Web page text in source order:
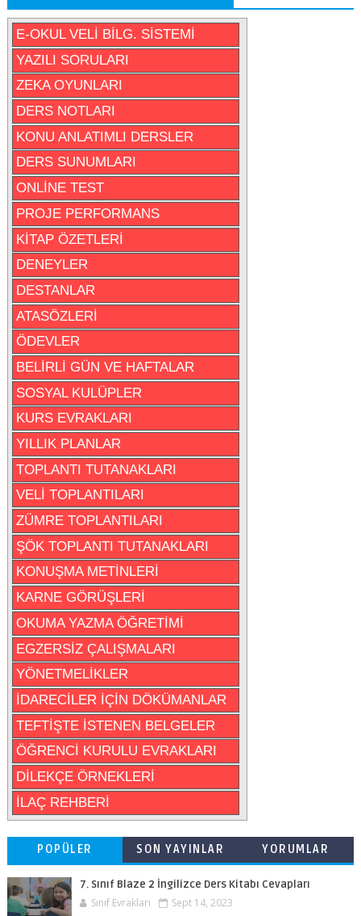
E-OKUL VELİ BİLG. SİSTEMİ
YAZILI SORULARI
ZEKA OYUNLARI
DERS NOTLARI
KONU ANLATIMLI DERSLER
DERS SUNUMLARI
ONLİNE TEST
PROJE PERFORMANS
KİTAP ÖZETLERİ
DENEYLER
DESTANLAR
ATASÖZLERİ
ÖDEVLER
BELİRLİ GÜN VE HAFTALAR
SOSYAL KULÜPLER
KURS EVRAKLARI
YILLIK PLANLAR
TOPLANTI TUTANAKLARI
VELİ TOPLANTILARI
ZÜMRE TOPLANTILARI
ŞÖK TOPLANTI TUTANAKLARI
KONUŞMA METİNLERİ
KARNE GÖRÜŞLERİ
OKUMA YAZMA ÖĞRETİMİ
EGZERSİZ ÇALIŞMALARI
YÖNETMELİKLER
İDARECİLER İÇİN DÖKÜMANLAR
TEFTİŞTE İSTENEN BELGELER
ÖĞRENCİ KURULU EVRAKLARI
DİLEKÇE ÖRNEKLERİ
İLAÇ REHBERİ
POPÜLER SON YAYINLAR YORUMLAR
7. Sınıf Blaze 2 İngilizce Ders Kitabı Cevapları
Sınıf Evrakları Sept 14, 2023